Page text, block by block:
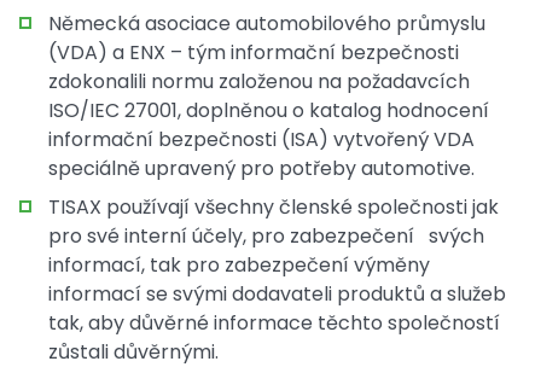
Německá asociace automobilového průmyslu
(VDA) a ENX – tým informační bezpečnosti
zdokonalili normu založenou na požadavcích
ISO/IEC 27001, doplněnou o katalog hodnocení
informační bezpečnosti (ISA) vytvořený VDA
speciálně upravený pro potřeby automotive.
TISAX používají všechny členské společnosti jak
pro své interní účely, pro zabezpečení svých
informací, tak pro zabezpečení výměny
informací se svými dodavateli produktů a služeb
tak, aby důvěrné informace těchto společností
zůstali důvěrnými.